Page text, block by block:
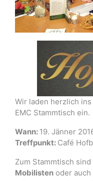
Wir laden herzlich
EMC Stammtisch ein.
Wann: 19. Jänner
Treffpunkt: Café
Zum Stammtisch
Mobilisten oder